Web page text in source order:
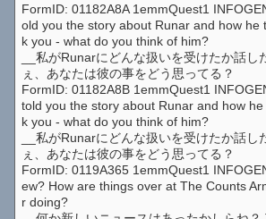
FormID: 01182A8A 1emmQuest1
old you the story about Runar and how he
k you - what do you think of him?
__私がRunarにどんな扱いを受けたか話し
ぇ、あなたは彼の事をどう思ってる？
FormID: 01182A8B 1emmQuest1
told you the story about Runar and how
k you - what do you think of him?
__私がRunarにどんな扱いを受けたか話し
ぇ、あなたは彼の事をどう思ってる？
FormID: 0119A365 1emmQuest1
ew? How are things over at The Counts
r doing?